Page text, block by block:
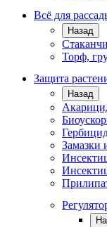
Всё для
Назад
Торф,
Защита
Назад
Замазки